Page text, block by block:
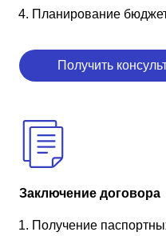
Планирование
Получить
Заключение договора
Получение